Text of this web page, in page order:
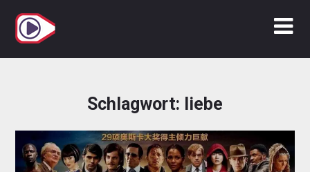
Inhalt
springen
Schlagwort: liebe